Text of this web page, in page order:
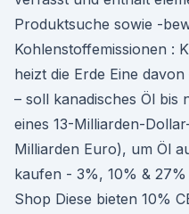
Produktsuche sowie -
Kohlenstoffemissionen :
heizt die Erde Eine
– soll kanadisches Öl bis
eines 13-Milliarden-
Milliarden Euro), um Öl
kaufen - 3%, 10% &
Shop Diese bieten 10%